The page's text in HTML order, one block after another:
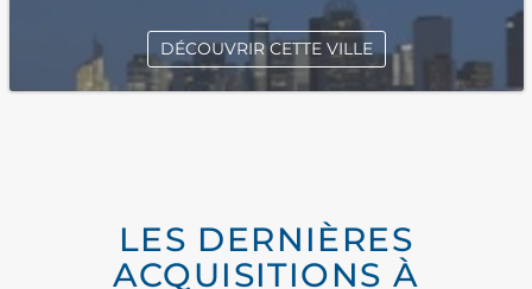
DÉCOUVRIR CETTE VILLE
LES DERNIÈRES
ACQUISITIONS À